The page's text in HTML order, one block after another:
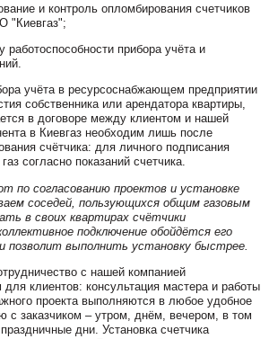
и контроль опломбирования счетчиков
"Киевгаз";
прибора учёта и
учёта в ресурсоснабжающем предприятии
собственника или арендатора квартиры,
в договоре между клиентом и нашей
в Киевгаз необходим лишь после
счётчика: для личного подписания
согласно показаний счетчика.
по согласованию проектов и установке
соседей, пользующихся общим газовым
в своих квартирах счётчики
подключение обойдётся его
позволит выполнить установку быстрее.
с нашей компанией
клиентов: консультация мастера и работы
проекта выполняются в любое удобное
с заказчиком – утром, днём, вечером, в том
дни. Установка счетчика